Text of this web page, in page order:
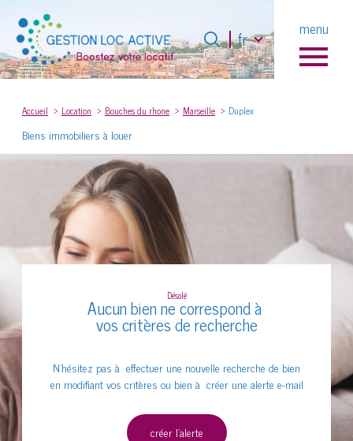
menu
fr
Accueil 0 Langue
fr
Accueil Location Bouches du rhone Marseille Duplex
Biens immobiliers à louer
Désolé
Aucun bien ne correspond à
vos critères de recherche
N'hésitez pas à effectuer une nouvelle recherche de bien
en modifiant vos critères ou bien à créer une alerte e-mail
créer l'alerte